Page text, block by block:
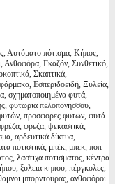
Αυτόματο πότισμα, Κήπος,
Ανθοφόρα, Γκαζόν, Συνθετικό,
Σκαπτικά,
Εσπεριδοειδή, Ξυλεία,
σχηματοποιημένα φυτά,
φυτωρια πελοπονησσου,
προσφορες φυτων, φυτά
φρεζα, ψεκαστικά,
αρδευτικά δίκτυα,
ποτιστικά, μπέκ, μπεκ, ποπ
λαστιχα ποτισματος, κέντρα
ξυλεια κηπου, πέργκολες,
μπορντουρας, ανθοφόροι